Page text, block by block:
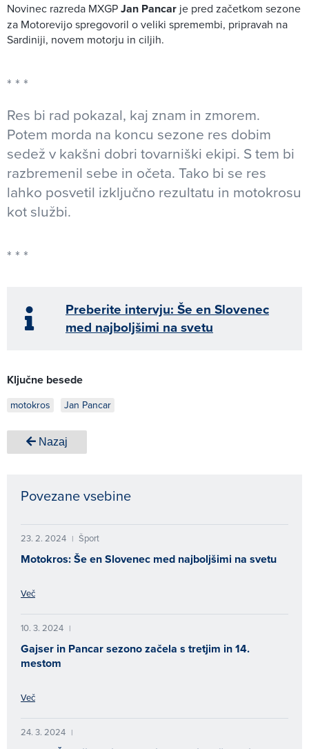
Novinec razreda MXGPJan Pancar je pred začetkom sezone
za Motorevijo spregovoril o veliki spremembi, pripravah na
Sardiniji, novem motorju in ciljih.
Res bi rad pokazal, kaj znam in zmorem.
Potem morda na koncu sezone res dobim
sedež v kakšni dobri tovarniški ekipi. S tem bi
razbremenil sebe in očeta. Tako bi se res
lahko posvetil izključno rezultatu in motokrosu
kot službi.
Preberite intervju: Še en Slovenec
med najboljšimi na svetu
Ključne besede
motokros Jan Pancar
Nazaj
Povezane vsebine
23. 2. 2024 | Šport
Motokros: Še en Slovenec med najboljšimi na svetu
Več
10. 3. 2024 |
Gajser in Pancar sezono začela s tretjim in 14.
mestom
Več
24. 3. 2024 |